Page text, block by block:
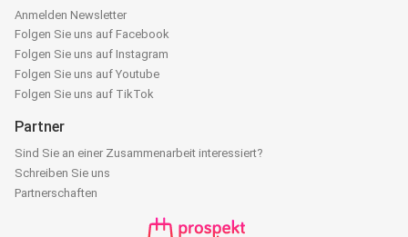
Anmelden Newsletter
Folgen Sie uns auf Facebook
Folgen Sie uns auf Instagram
Folgen Sie uns auf Youtube
Folgen Sie uns auf TikTok
Partner
Sind Sie an einer Zusammenarbeit interessiert?
Schreiben Sie uns
Partnerschaften